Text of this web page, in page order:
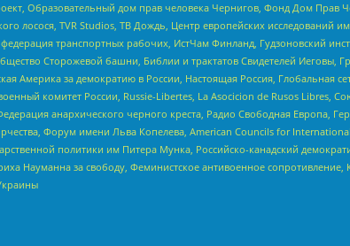
Образовательный дом прав человека Чернигов, Фонд Дом Прав
лосося, TVR Studios, ТВ Дождь, Центр европейских исследований
транспортных рабочих, ИстЧам Финланд, Гудзоновский
Сторожевой башни, Библии и трактатов Свидетелей Иеговы,
Америка за демократию в России, Настоящая Россия, Глобальная
комитет России, Russie-Libertes, La Asocicion de Rusos Libres,
анархического черного креста, Радио Свободная Европа,
Форум имени Льва Копелева, American Councils for
политики им Питера Мунка, Российско-канадский
за свободу, Феминистское антивоенное сопротивление,